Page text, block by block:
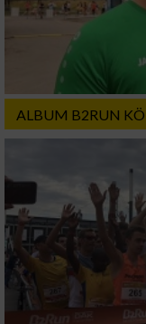
ALBUM B2RUN